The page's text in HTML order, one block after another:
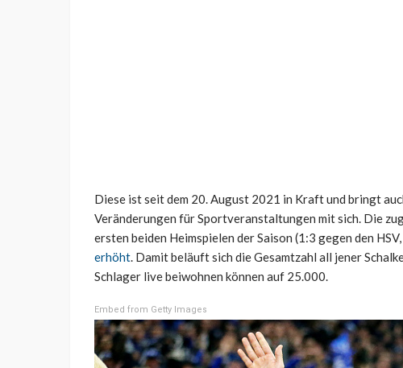
Diese ist seit dem 20. August 2021 in Kraft und bringt
Veränderungen für Sportveranstaltungen mit sich. Die
ersten beiden Heimspielen der Saison (1:3 gegen den
erhöht. Damit beläuft sich die Gesamtzahl all jener
Schlager live beiwohnen können auf 25.000.
Embed from Getty Images